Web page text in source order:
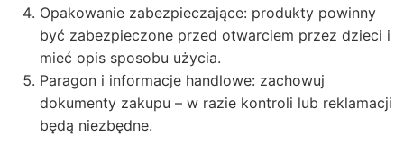
Opakowanie zabezpieczające: produkty powinny
być zabezpieczone przed otwarciem przez dzieci i
mieć opis sposobu użycia.
Paragon i informacje handlowe: zachowuj
dokumenty zakupu – w razie kontroli lub reklamacji
będą niezbędne.